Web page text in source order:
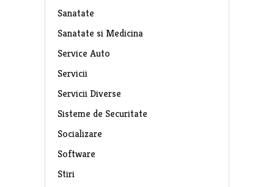
Sanatate
Sanatate si Medicina
Service Auto
Servicii
Servicii Diverse
Sisteme de Securitate
Socializare
Software
Stiri